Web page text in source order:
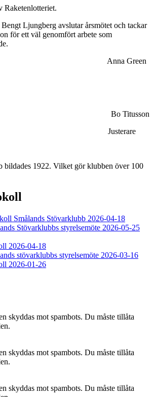
Raketenlotteriet.
Ljungberg avslutar årsmötet och tackar
för ett väl genomfört arbete som
Anna Green
Bo Titusson
Justerare
bildades 1922. Vilket gör klubben över 100
Smålands Stövarklubb 2026-04-18
Stövarklubbs styrelsemöte 2026-05-25
2026-04-18
stövarklubbs styrelsemöte 2026-03-16
2026-01-26
skyddas mot spambots. Du måste tillåta
skyddas mot spambots. Du måste tillåta
skyddas mot spambots. Du måste tillåta